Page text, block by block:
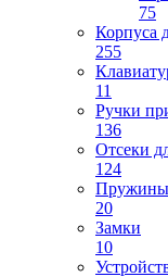
75
Корпуса
255
11
Ручки
136
Отсеки
124
Пружины
20
Замки
10